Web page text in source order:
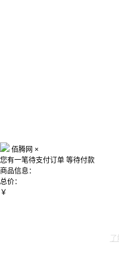
佰腾网 ×
您有一笔待支付订单 等待付款
商品信息：
总价：
￥